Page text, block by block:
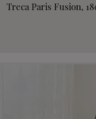
Treca Paris Fusion,